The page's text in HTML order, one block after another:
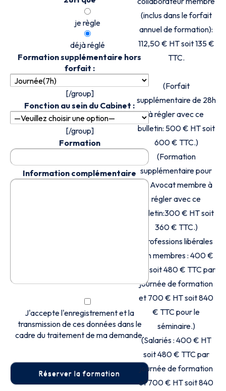
je règle
déjà réglé
Formation supplémentaire hors
forfait :
[/group]
Fonction au sein du Cabinet :
[/group]
Formation
Information complémentaire
J'accepte l'enregistrement et la
transmission de ces données dans le
cadre du traitement de ma demande.
(inclus dans le forfait
annuel de formation):
112,50 € HT soit 135 €
TTC.
(Forfait
supplémentaire de 28h
à régler avec ce
bulletin: 500 € HT soit
600 € TTC.)
(Formation
supplémentaire pour
un Avocat membre à
régler avec ce
bulletin:300 € HT soit
360 € TTC.)
(Professions libérales
non membres : 400 €
HT soit 480 € TTC par
journée de formation
et 700 € HT soit 840
€ TTC pour le
séminaire.)
(Salariés : 400 € HT
soit 480 € TTC par
journée de formation
et 700 € HT soit 840